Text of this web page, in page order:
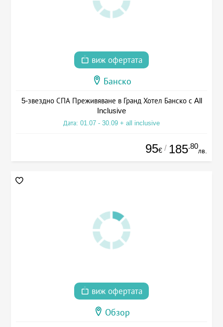
виж офертата
Банско
5-звездно СПА Преживяване в Гранд Хотел Банско с All
Inclusive
Дата: 01.07 - 30.09 + all inclusive
95€ / 185.80
лв.
виж офертата
Обзор